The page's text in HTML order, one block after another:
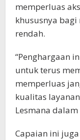
memperluas
khususnya
rendah.
“Penghargaan
untuk terus
memperluas
kualitas
Lesmana
Capaian ini